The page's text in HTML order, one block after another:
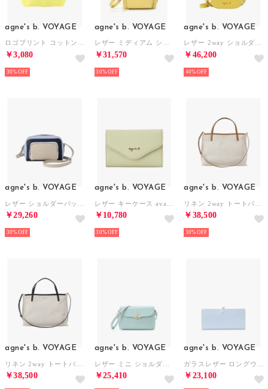
agne's b. VOYAGE
￥3,080
30%
agne's b. VOYAGE
￥31,570
30%
agne's b. VOYAGE
￥46,200
40%
agne's b. VOYAGE
￥29,260
30%
agne's b. VOYAGE
￥10,780
30%
agne's b. VOYAGE
￥38,500
30%
agne's b. VOYAGE
￥38,500
agne's b. VOYAGE
￥25,410
agne's b. VOYAGE
￥23,100